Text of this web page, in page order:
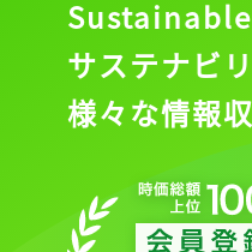
Sustainable
サステナビ
様々な情報